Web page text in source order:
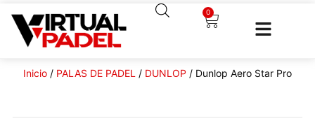
0
Inicio / PALAS DE PADEL / DUNLOP / Dunlop Aero Star Pro